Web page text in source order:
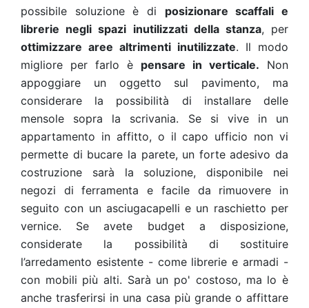
possibile soluzione è di posizionare scaffali e
librerie negli spazi inutilizzati della stanza, per
ottimizzare aree altrimenti inutilizzate. Il modo
migliore per farlo è pensare in verticale. Non
appoggiare un oggetto sul pavimento, ma
considerare la possibilità di installare delle
mensole sopra la scrivania. Se si vive in un
appartamento in affitto, o il capo ufficio non vi
permette di bucare la parete, un forte adesivo da
costruzione sarà la soluzione, disponibile nei
negozi di ferramenta e facile da rimuovere in
seguito con un asciugacapelli e un raschietto per
vernice. Se avete budget a disposizione,
considerate la possibilità di sostituire
l’arredamento esistente - come librerie e armadi -
con mobili più alti. Sarà un po' costoso, ma lo è
anche trasferirsi in una casa più grande o affittare